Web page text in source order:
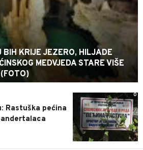
BIH KRIJE JEZERO, HILJADE
MEDVJEDA STARE VIŠE
0
Rastuška pećina